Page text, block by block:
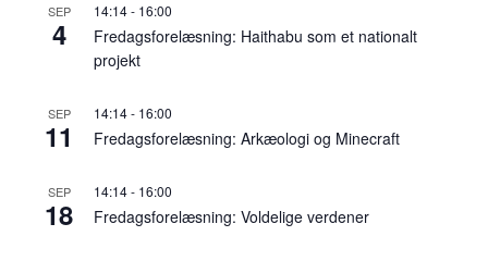
SEP
4
14:14- 16:00
Fredagsforelæsning: Haithabu som et nationalt
projekt
SEP
11
14:14- 16:00
Fredagsforelæsning: Arkæologi og Minecraft
SEP
18
14:14- 16:00
Fredagsforelæsning: Voldelige verdener